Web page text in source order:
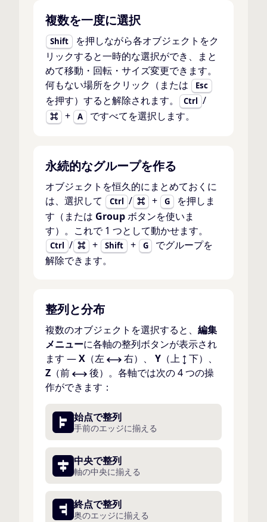
複数を一度に選択
Shift
を押しながら各オブジェクトをク
リックすると一時的な選択ができ、まと
めて移動・回転・サイズ変更できます。
何もない場所をクリック（または
Esc
を押す）すると解除されます。 Ctrl /
⌘ + A ですべてを選択します。
永続的なグループを作る
オブジェクトを恒久的にまとめておくに
は、選択して
Ctrl / ⌘ + G
を押しま
す（または Groupボタンを使いま
す）。これで 1 つとして動かせます。
Ctrl / ⌘ + Shift + G
でグループを
解除できます。
整列と分布
複数のオブジェクトを選択すると、 編集
メニューに各軸の整列ボタンが表示され
ます —X （左 右）、 Y（上
下）、
Z （前
後）。各軸では次の 4 つの操
作ができます：
始点で整列
手前のエッジに揃える
中央で整列
軸の中央に揃える
終点で整列
奥のエッジに揃える